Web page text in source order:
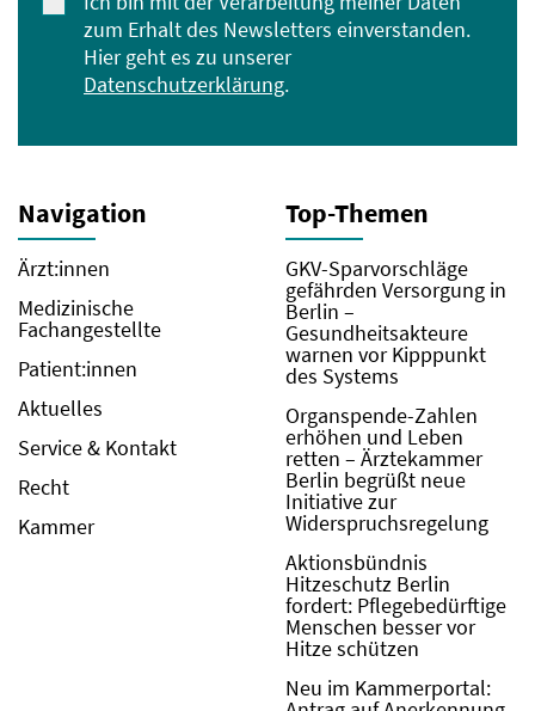
zum Erhalt des Newsletters einverstanden.
Hier geht es zu unserer
Datenschutzerklärung.
Navigation
Ärzt:innen
Medizinische
Fachangestellte
Patient:innen
Aktuelles
Service & Kontakt
Recht
Kammer
Top-Themen
GKV-Sparvorschläge
gefährden Versorgung in
Berlin –
Gesundheitsakteure
warnen vor Kipppunkt
des Systems
Organspende-Zahlen
erhöhen und Leben
retten – Ärztekammer
Berlin begrüßt neue
Initiative zur
Widerspruchsregelung
Aktionsbündnis
Hitzeschutz Berlin
fordert: Pflegebedürftige
Menschen besser vor
Hitze schützen
Neu im Kammerportal: